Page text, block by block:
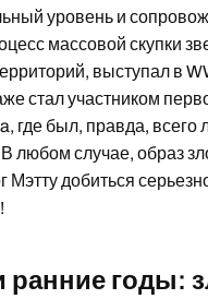
уровень и
массовой скупки
выступал в
стал участником
где был, правда, всего
любом случае, образ
Мэтту добиться
ранние годы: